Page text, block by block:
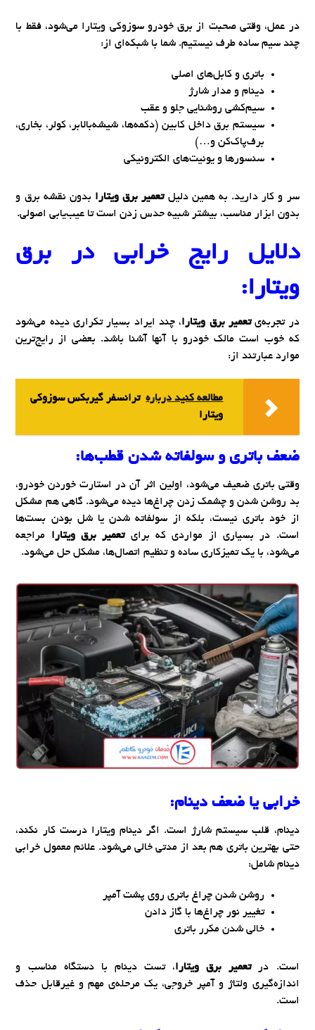
در عمل، وقتی صحبت از برق خودرو سوزوکی ویتارا می‌شود، فقط با
چند سیم ساده طرف نیستیم. شما با شبکه‌ای از:
باتری و کابل‌های اصلی
دینام و مدار شارژ
سیم‌کشی روشنایی جلو و عقب
سیستم برق داخل کابین (دکمه‌ها، شیشه‌بالابر، کولر، بخاری،
برف‌پاک‌کن و…)
سنسورها و یونیت‌های الکترونیکی
سر و کار دارید. به همین دلیلتعمیر برق ویتارا بدون نقشه برق و
بدون ابزار مناسب، بیشتر شبیه حدس زدن است تا عیب‌یابی اصولی.
دلایل رایج خرابی در برق
ویتارا:
در تجربه‌یتعمیر برق ویتارا، چند ایراد بسیار تکراری دیده می‌شود
که خوب است مالک خودرو با آنها آشنا باشد. بعضی از رایج‌ترین
موارد عبارتند از:
مطالعه کنید درباره‌ ترانسفر گیربکس سوزوکی
ویتارا
ضعف باتری و سولفاته شدن قطب‌ها:
وقتی باتری ضعیف می‌شود، اولین اثر آن در استارت خوردن خودرو،
بد روشن شدن و چشمک زدن چراغ‌ها دیده می‌شود. گاهی هم مشکل
از خود باتری نیست، بلکه از سولفاته شدن یا شل بودن بست‌ها
است. در بسیاری از مواردی که برایتعمیر برق ویتارا مراجعه
می‌شود، با یک تمیزکاری ساده و تنظیم اتصال‌ها، مشکل حل می‌شود.
خرابی یا ضعف دینام:
دینام، قلب سیستم شارژ است. اگر دینام ویتارا درست کار نکند،
حتی بهترین باتری هم بعد از مدتی خالی می‌شود. علائم معمول خرابی
دینام شامل:
روشن شدن چراغ باتری روی پشت آمپر
تغییر نور چراغ‌ها با گاز دادن
خالی شدن مکرر باتری
است. درتعمیر برق ویتارا، تست دینام با دستگاه مناسب و
اندازه‌گیری ولتاژ و آمپر خروجی، یک مرحله‌ی مهم و غیرقابل حذف
است.